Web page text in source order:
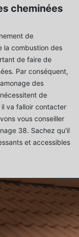
cheminées
de
la combustion des
de faire de
Par conséquent,
des
de
va falloir contacter
vous conseiller
38. Sachez qu'il
et accessibles